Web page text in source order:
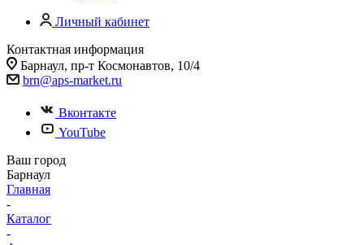
Личный кабинет
Контактная информация
Барнаул, пр-т Космонавтов, 10/4
brn@aps-market.ru
Вконтакте
YouTube
Ваш город
Барнаул
Главная
-
Каталог
-